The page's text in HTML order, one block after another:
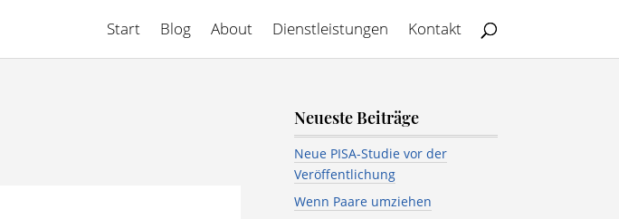
Start Blog About Dienstleistungen Kontakt
Neueste Beiträge
Neue PISA-Studie vor der
Veröffentlichung
Wenn Paare umziehen